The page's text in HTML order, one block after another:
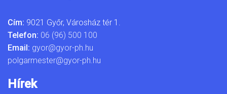
Cím: 9021 Győr, Városház tér 1.
Telefon: 06 (96) 500 100
Email: gyor@gyor-ph.hu
polgarmester@gyor-ph.hu
Hírek